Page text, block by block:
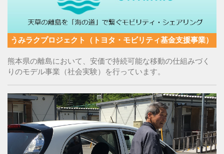
うみラクプロジェクト（トヨタ・モビリティ基金支援事業）
熊本県の離島において、安価で持続可能な移動の仕組みづく
りのモデル事業（社会実験）を行っています。